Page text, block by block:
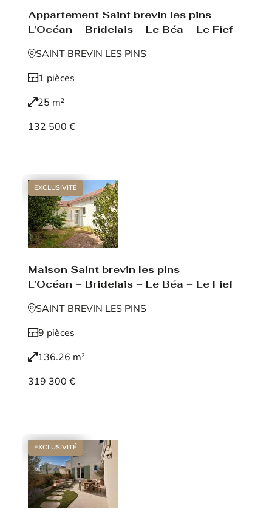
Appartement Saint brevin les pins
L’Océan – Bridelais – Le Béa – Le Fief
SAINT BREVIN LES PINS
1 pièces
25 m²
132 500 €
EXCLUSIVITÉ
Maison Saint brevin les pins
L’Océan – Bridelais – Le Béa – Le Fief
SAINT BREVIN LES PINS
9 pièces
136.26 m²
319 300 €
EXCLUSIVITÉ